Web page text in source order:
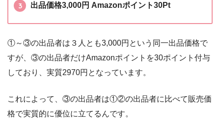
出品価格3,000円 Amazonポイント30Pt
①～③の出品者は３人とも3,000円という同一出品価格で
すが、③の出品者だけAmazonポイントを30ポイント付与
しており、実質2970円となっています。
これによって、③の出品者は①②の出品者に比べて販売価
格で実質的に優位に立てるんです。